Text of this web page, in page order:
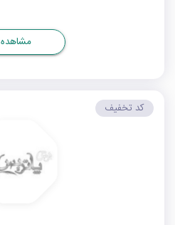
مشاهده
کد تخفیف